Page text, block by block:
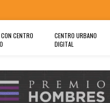
CENTRO
CENTRO URBANO
DIGITAL